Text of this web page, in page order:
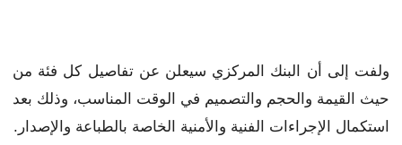
ولفت إلى أن البنك المركزي سيعلن عن تفاصيل كل فئة من
حيث القيمة والحجم والتصميم في الوقت المناسب، وذلك بعد
استكمال الإجراءات الفنية والأمنية الخاصة بالطباعة والإصدار.